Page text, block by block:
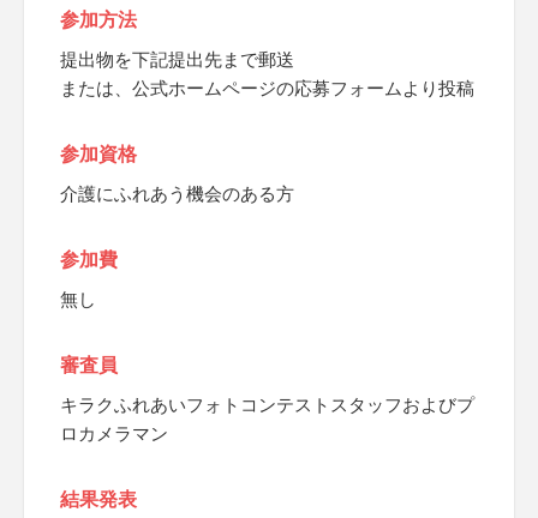
参加方法
提出物を下記提出先まで郵送
または、公式ホームページの応募フォームより投稿
参加資格
介護にふれあう機会のある方
参加費
無し
審査員
キラクふれあいフォトコンテストスタッフおよびプ
ロカメラマン
結果発表